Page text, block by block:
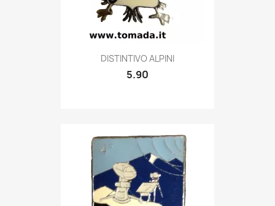
Quick view
DISTINTIVO ALPINI
5.90